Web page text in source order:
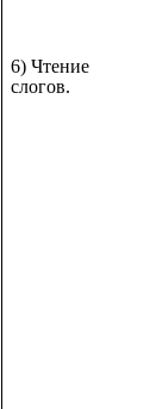
6) Чтение
слогов.